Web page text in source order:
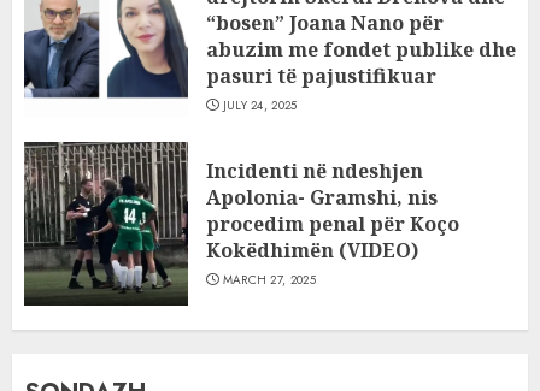
“bosen” Joana Nano për
abuzim me fondet publike dhe
pasuri të pajustifikuar
JULY 24, 2025
Incidenti në ndeshjen
Apolonia- Gramshi, nis
procedim penal për Koço
Kokëdhimën (VIDEO)
MARCH 27, 2025